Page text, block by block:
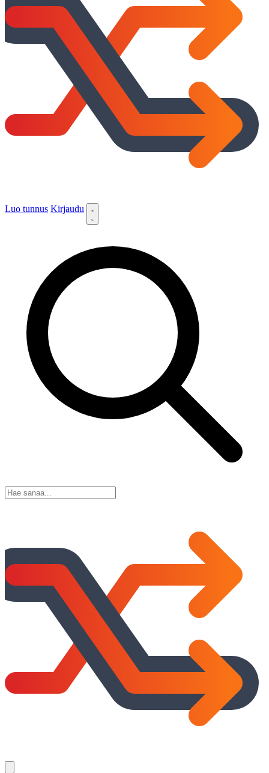
Luo tunnus Kirjaudu